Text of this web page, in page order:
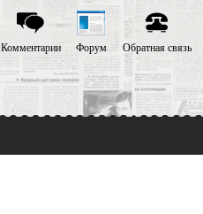
Комментарии Форум Обратная связь